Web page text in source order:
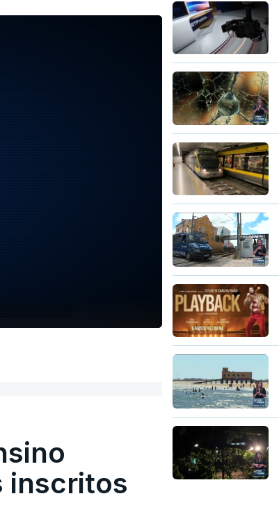
inscritos